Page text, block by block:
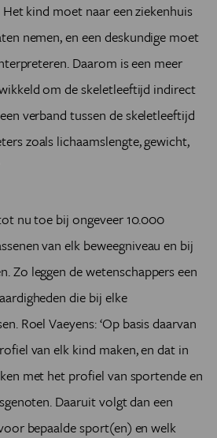
kind moet naar een ziekenhuis
nemen, en een deskundige moet
Daarom is een meer
om de skeletleeftijd indirect
verband tussen de skeletleeftijd
zoals lichaamslengte, gewicht,
nu toe bij ongeveer 10.000
van elk beweegniveau en bij
Zo leggen de wetenschappers een
die bij elke
Roel Vaeyens: ‘Op basis daarvan
van elk kind maken, en dat in
met het profiel van sportende en
Daaruit volgt dan een
bepaalde sport(en) en welk